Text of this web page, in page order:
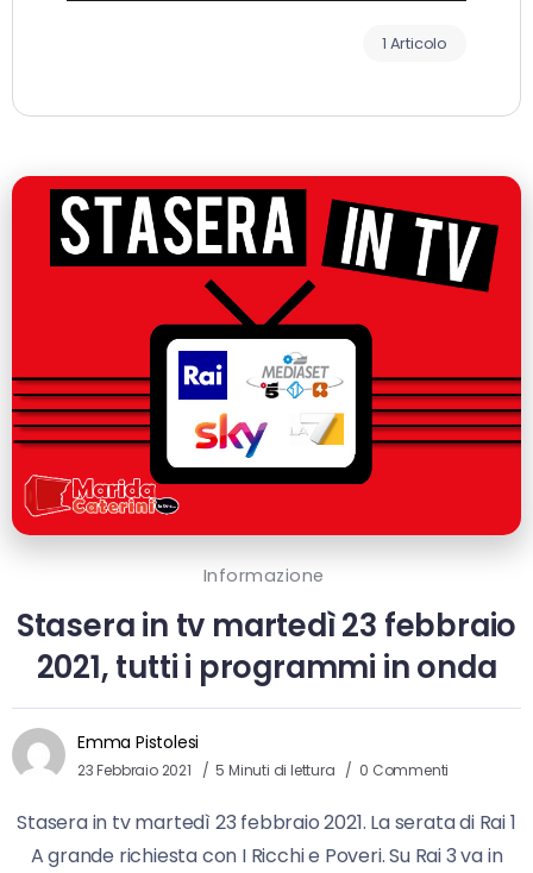
1 Articolo
Informazione
Stasera in tv martedì 23 febbraio
2021, tutti i programmi in onda
Emma Pistolesi
23 Febbraio 2021 5 Minuti di lettura 0 Commenti
Stasera in tv martedì 23 febbraio 2021. La serata di Rai 1
A grande richiesta con I Ricchi e Poveri. Su Rai 3 va in